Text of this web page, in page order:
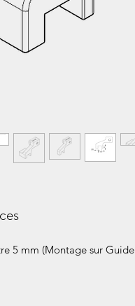
5 mm (Montage sur Guide